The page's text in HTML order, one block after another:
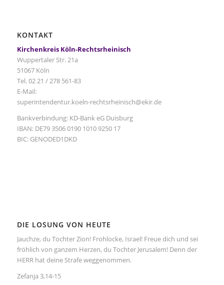
KONTAKT
Kirchenkreis Köln-Rechtsrheinisch
Wuppertaler Str. 21a
51067 Köln
Tel. 02 21 / 278 561-83
E-Mail:
superintendentur.koeln-rechtsrheinisch@ekir.de
Bankverbindung: KD-Bank eG Duisburg
IBAN: DE79 3506 0190 1010 9250 17
BIC: GENODED1DKD
DIE LOSUNG VON HEUTE
Jauchze, du Tochter Zion! Frohlocke, Israel! Freue dich und sei
fröhlich von ganzem Herzen, du Tochter Jerusalem! Denn der
HERR hat deine Strafe weggenommen.
Zefanja 3,14-15